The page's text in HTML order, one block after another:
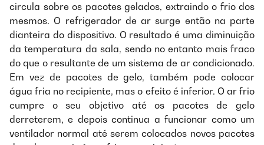
circula sobre os pacotes gelados, extraindo o frio dos
mesmos. O refrigerador de ar surge então na parte
dianteira do dispositivo. O resultado é uma diminuição
da temperatura da sala, sendo no entanto mais fraco
do que o resultante de um sistema de ar condicionado.
Em vez de pacotes de gelo, também pode colocar
água fria no recipiente, mas o efeito é inferior. O ar frio
cumpre o seu objetivo até os pacotes de gelo
derreterem, e depois continua a funcionar como um
ventilador normal até serem colocados novos pacotes